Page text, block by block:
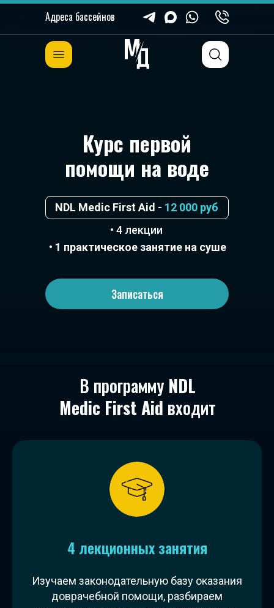
Адреса бассейнов
• 1 практическое занятие на суше
• 4 лекции
NDL Medic First Aid - 12 000 руб
Курс первой
помощи на воде
Записаться
В программу NDL
Medic First Aid входит
4 лекционных занятия
Изучаем законодательную базу оказания
доврачебной помощи, разбираем